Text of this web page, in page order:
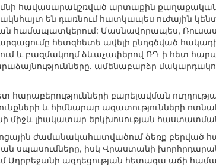
հավասարակշռված արտաքին
են դառնում հատկապես ուժային
համապատկերում: Մասնավորապես,
հետզհետե ավելի ընդգծված
և բազմակողմ ձևաչափերով ՌԴ-ի հետ
ամենաբարձր
հարաբերությունների բարելավման
և հիմնարար ազատությունների
միջև լիակատար երկխոսության
ժամանակահատվածում ձեռք բերված
սպասումները, իսկ Վրաստանի
Ադրբեջանի ազդեցության հետագա աճի